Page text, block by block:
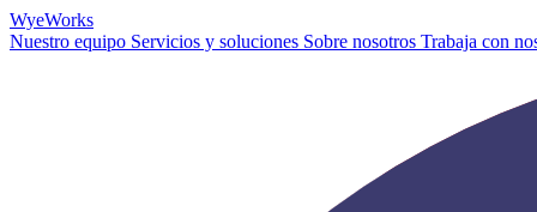
WyeWorks
Nuestro equipo Servicios y soluciones Sobre nosotros Trabaja con